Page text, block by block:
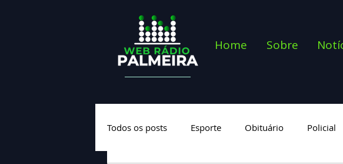
Home Sobre
Todos os posts Esporte Obituário Policial